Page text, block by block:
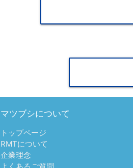
マツブシについて
トップページ
RMTについて
企業理念